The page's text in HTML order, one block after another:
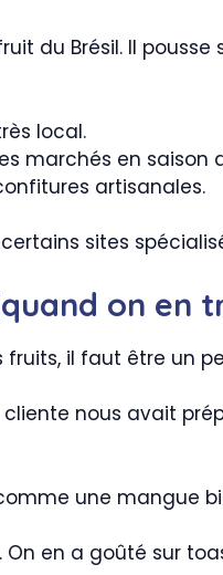
du Brésil. Il
local.
marchés en saison
artisanales.
sites
on en
il faut être un
nous avait
une mangue
On en a goûté sur